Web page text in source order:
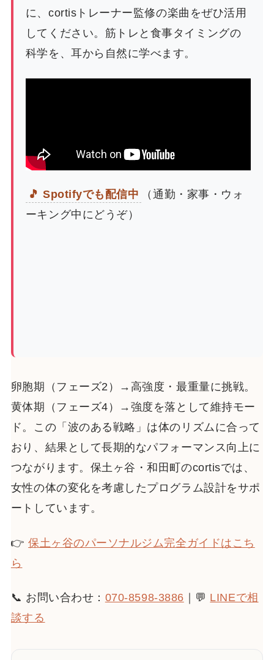
に、cortisトレーナー監修の楽曲をぜひ活用
してください。筋トレと食事タイミングの
科学を、耳から自然に学べます。
🎵 Spotifyでも配信中
（通勤・家事・ウォ
ーキング中にどうぞ）
卵胞期（フェーズ2）→高強度・最重量に挑戦。
黄体期（フェーズ4）→強度を落として維持モー
ド。この「波のある戦略」は体のリズムに合って
おり、結果として長期的なパフォーマンス向上に
つながります。保土ヶ谷・和田町のcortisでは、
女性の体の変化を考慮したプログラム設計をサポ
ートしています。
👉 保土ヶ谷のパーソナルジム完全ガイドはこち
ら
📞 お問い合わせ： 070-8598-3886 ｜💬 LINEで相
談する